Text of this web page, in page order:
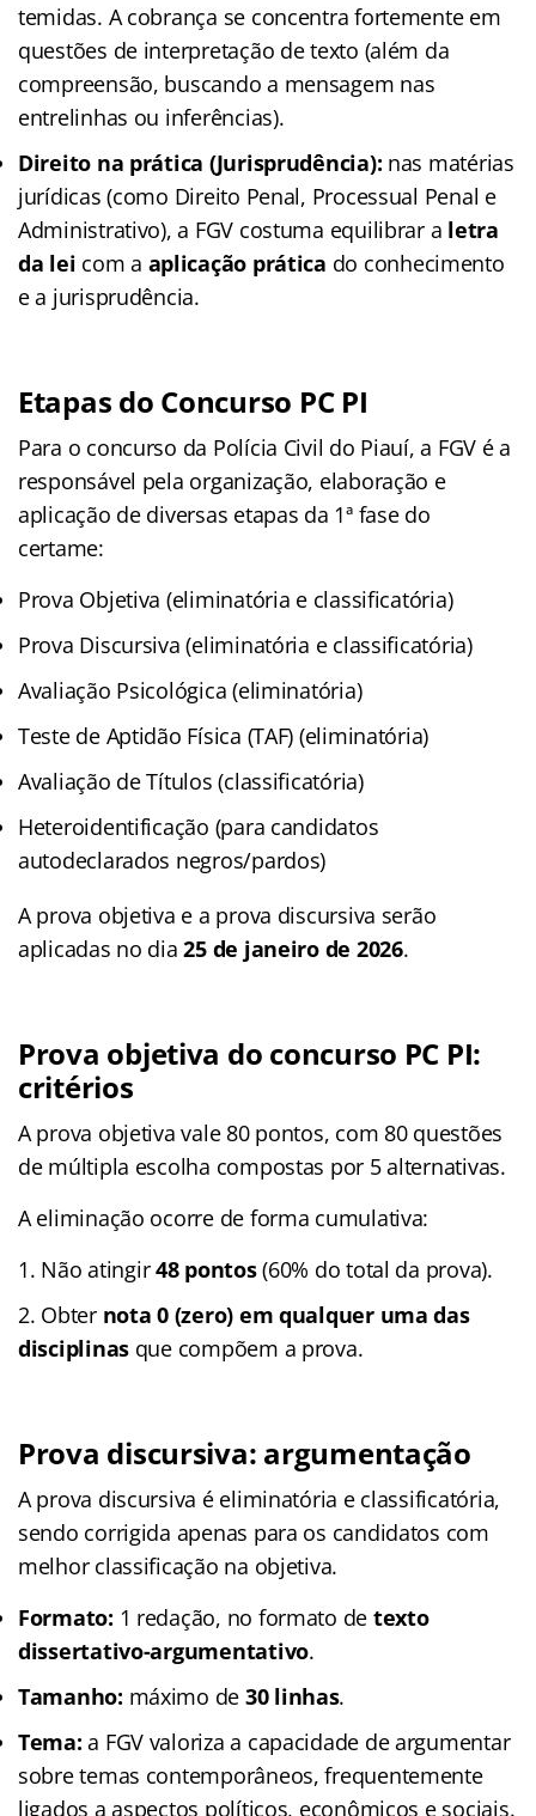
temidas. A cobrança se concentra fortemente em
questões de interpretação de texto (além da
compreensão, buscando a mensagem nas
entrelinhas ou inferências).
Direito na prática (Jurisprudência): nas matérias
jurídicas (como Direito Penal, Processual Penal e
Administrativo), a FGV costuma equilibrar a letra
da lei com a aplicação prática do conhecimento
e a jurisprudência.
Etapas do Concurso PC PI
Para o concurso da Polícia Civil do Piauí, a FGV é a
responsável pela organização, elaboração e
aplicação de diversas etapas da 1ª fase do
certame:
Prova Objetiva (eliminatória e classificatória)
Prova Discursiva (eliminatória e classificatória)
Avaliação Psicológica (eliminatória)
Teste de Aptidão Física (TAF) (eliminatória)
Avaliação de Títulos (classificatória)
Heteroidentificação (para candidatos
autodeclarados negros/pardos)
A prova objetiva e a prova discursiva serão
aplicadas no dia25 de janeiro de 2026.
Prova objetiva do concurso PC PI:
critérios
A prova objetiva vale 80 pontos, com 80 questões
de múltipla escolha compostas por 5 alternativas.
A eliminação ocorre de forma cumulativa:
Não atingir48 pontos(60% do total da prova).
Obter nota 0 (zero) em qualquer uma das
disciplinas que compõem a prova.
Prova discursiva: argumentação
A prova discursiva é eliminatória e classificatória,
sendo corrigida apenas para os candidatos com
melhor classificação na objetiva.
Formato: 1 redação, no formato de texto
dissertativo-argumentativo.
Tamanho: máximo de 30 linhas.
Tema: a FGV valoriza a capacidade de argumentar
sobre temas contemporâneos, frequentemente
ligados a aspectos políticos, econômicos e sociais.